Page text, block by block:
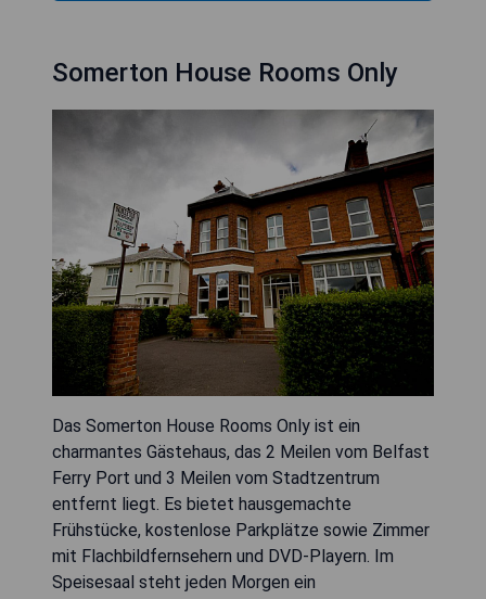
Somerton House Rooms Only
Das Somerton House Rooms Only ist ein
charmantes Gästehaus, das 2 Meilen vom Belfast
Ferry Port und 3 Meilen vom Stadtzentrum
entfernt liegt. Es bietet hausgemachte
Frühstücke, kostenlose Parkplätze sowie Zimmer
mit Flachbildfernsehern und DVD-Playern. Im
Speisesaal steht jeden Morgen ein